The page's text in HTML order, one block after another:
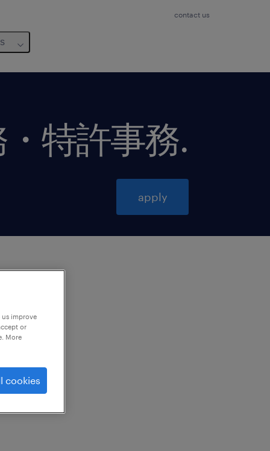
contact us
特許事務.
apply
improve
or
More
cookies